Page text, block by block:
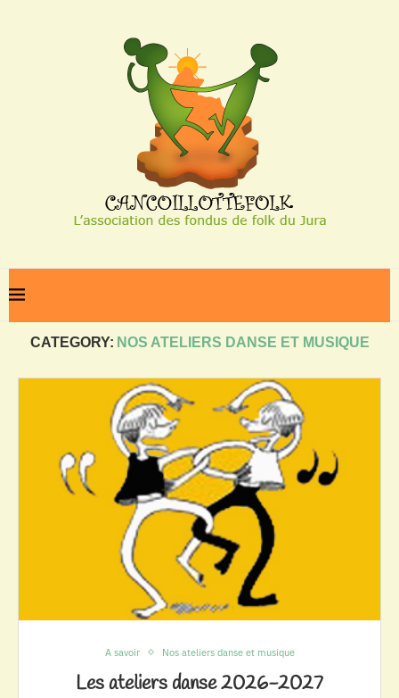
CATEGORY: NOS ATELIERS DANSE ET MUSIQUE
A savoir Nos ateliers danse et musique
Les ateliers danse 2026-2027